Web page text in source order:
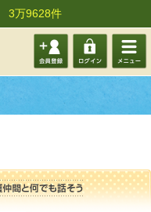
3万9628件
会員登 ログイ メニュ